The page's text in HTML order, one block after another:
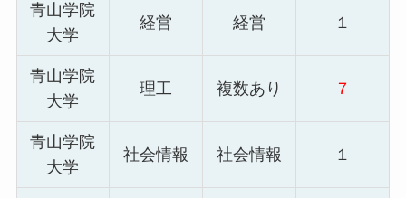
青山学院
大学
経営 経営 １
青山学院
大学
理工 複数あり ７
青山学院
大学
社会情報 社会情報 １